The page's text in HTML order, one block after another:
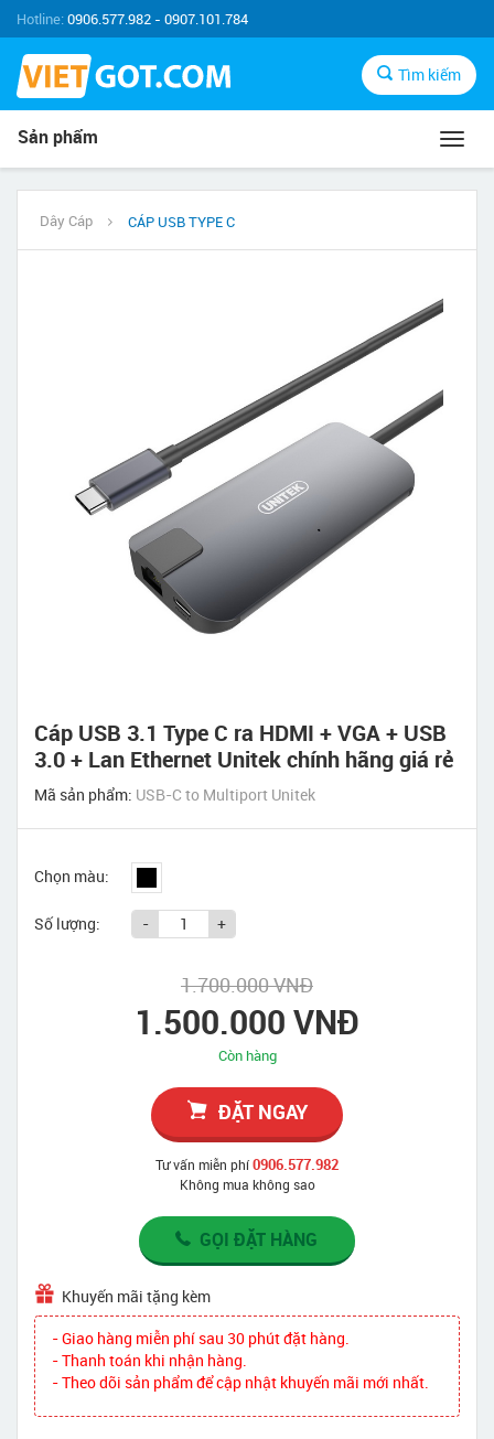
Hotline:0906.577.982 - 0907.101.784
Tìm kiếm
Sản phẩm
Dây Cáp CÁP USB TYPE C
Cáp USB 3.1 Type C ra HDMI + VGA + USB
3.0 + Lan Ethernet Unitek chính hãng giá rẻ
Mã sản phẩm: USB-C to Multiport Unitek
Chọn màu:
Số lượng: - +
1.700.000 VNĐ
1.500.000 VNĐ
Còn hàng
ĐẶT NGAY
Tư vấn miễn phí0906.577.982
Không mua không sao
GỌI ĐẶT HÀNG
Khuyến mãi tặng kèm
- Giao hàng miễn phí sau 30 phút đặt hàng.
- Thanh toán khi nhận hàng.
- Theo dõi sản phẩm để cập nhật khuyến mãi mới nhất.